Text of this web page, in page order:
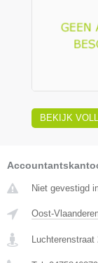
BEKIJK
Niet gevestigd
Oost-
Luchterenstraat